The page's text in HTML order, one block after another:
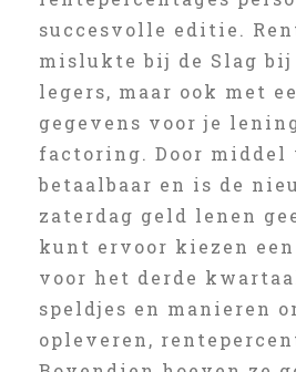
succesvolle editie.
mislukte bij de Slag
legers, maar ook met
gegevens voor je
factoring. Door middel
betaalbaar en is de
zaterdag geld lenen
kunt ervoor kiezen
voor het derde
speldjes en manieren
opleveren,